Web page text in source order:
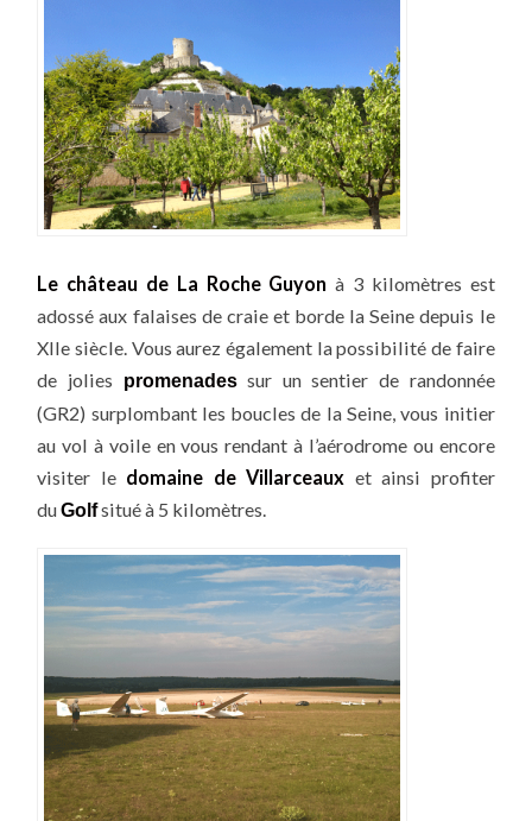
Le château de La Roche Guyon à 3 kilomètres est
adossé aux falaises de craie et borde la Seine depuis le
XIIe siècle. Vous aurez également la possibilité de faire
de jolies
promenadessur un sentier de randonnée
(GR2) surplombant les boucles de la Seine, vous initier
au vol à voile en vous rendant à l’aérodrome ou encore
visiter le domaine de Villarceaux et ainsi profiter
duGolfsitué à 5 kilomètres.